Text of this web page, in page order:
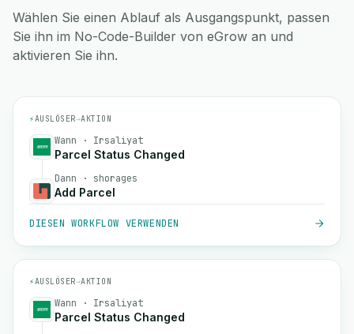
Wählen Sie einen Ablauf als Ausgangspunkt, passen
Sie ihn im No-Code-Builder von eGrow an und
aktivieren Sie ihn.
⚡AUSLÖSER→AKTION
Wann · Irsaliyat
Parcel Status Changed
Dann · shorages
Add Parcel
DIESEN WORKFLOW VERWENDEN
⚡AUSLÖSER→AKTION
Wann · Irsaliyat
Parcel Status Changed